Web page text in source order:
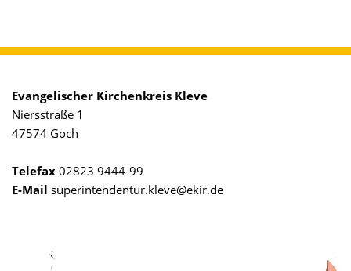
Evangelischer Kirchenkreis Kleve
Niersstraße 1
47574 Goch
Telefax 02823 9444-99
E-Mail superintendentur.kleve@ekir.de